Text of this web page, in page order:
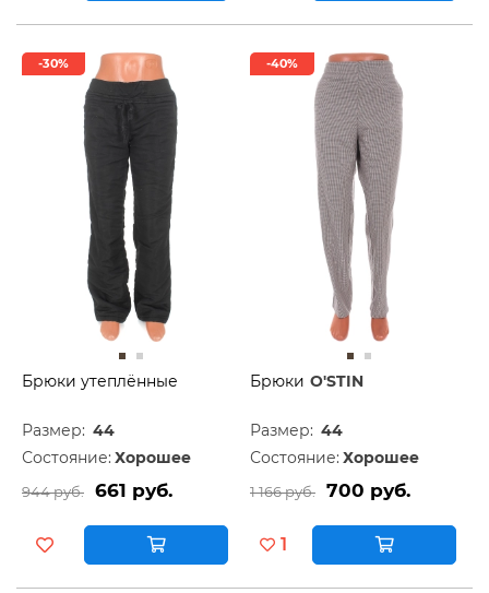
-30%
Брюки утеплённые
Размер: 44
Состояние: Хорошее
944 руб. 661 руб.
-40%
Брюки O'STIN
Размер: 44
Состояние: Хорошее
1 166 руб. 700 руб.
1